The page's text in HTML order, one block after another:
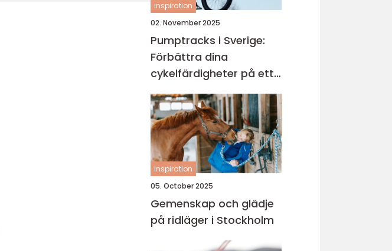
inspiration
02. November 2025
Pumptracks i Sverige:
Förbättra dina
cykelfärdigheter på ett
säkert sätt
inspiration
05. October 2025
Gemenskap och glädje
på ridläger i Stockholm